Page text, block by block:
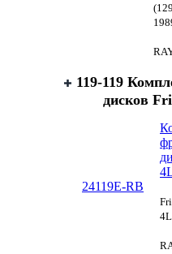
119-119
дисков
24119E-RB